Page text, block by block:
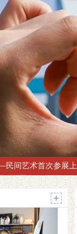
奖颁奖典礼在苏州举